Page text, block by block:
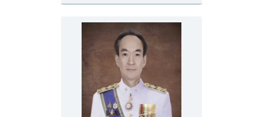
ที่ปรึกษาประจำสำนักงาน
ผู้บริหารเทคโนโลยีสารสนเทศระดับสูง (CIO)
หน้าที่และอำนาจ และการแบ่งส่วนราชการ